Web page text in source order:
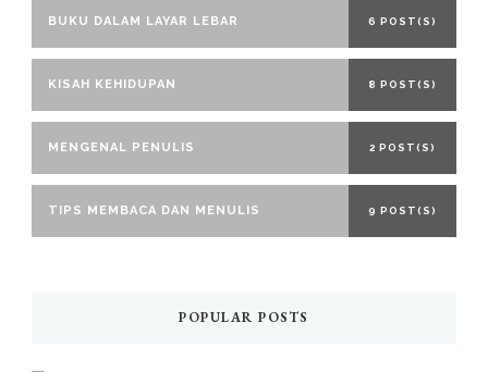
BUKU DALAM LAYAR LEBAR 6 POST(S)
KISAH KEHIDUPAN 8 POST(S)
MENGENAL PENULIS 2 POST(S)
TIPS MEMBACA DAN MENULIS 9 POST(S)
POPULAR POSTS